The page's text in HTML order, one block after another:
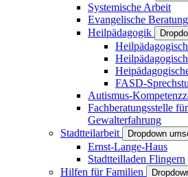
Systemische Arbeit
Evangelische
Heilpädagogik
FASD-
Autismus-
Fachberatungsstelle
Gewalterfahrung
Stadtteilarbeit
Dropdown
Ernst-Lange-Haus
Stadtteilladen Flingern
Hilfen für Familien